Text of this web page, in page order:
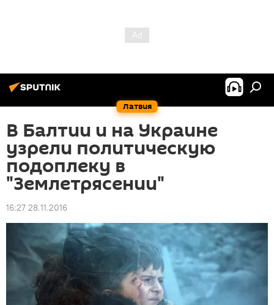
Латвия
В Балтии и на Украине
узрели политическую
подоплеку в
"Землетрясении"
16:27 28.11.2016